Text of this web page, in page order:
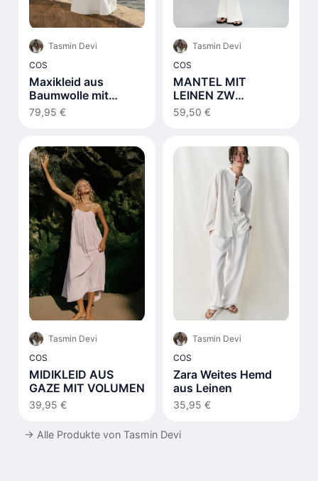
Tasmin Devi
COS
Maxikleid aus
Baumwolle mit
Schnürdetail Weiß
79,95 €
Tasmin Devi
COS
MANTEL MIT
LEINEN ZW
COLLECTION
59,50 €
Tasmin Devi
COS
MIDIKLEID AUS
GAZE MIT VOLUMEN
39,95 €
Tasmin Devi
COS
Zara Weites Hemd
aus Leinen
35,95 €
→ Alle Produkte von Tasmin Devi